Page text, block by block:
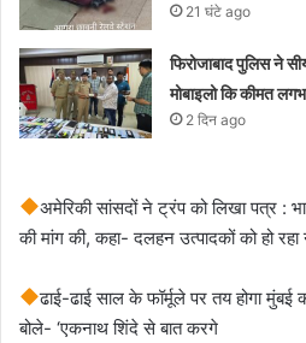
21 घंटे ago
फिरोजाबाद पुलिस ने
मोबाइलो कि कीमत
2 दिन ago
अमेरिकी सांसदों ने ट्रंप को लिखा पत्र :
की मांग की, कहा- दलहन उत्पादकों को हो
ढाई-ढाई साल के फॉर्मूले पर तय होगा
बोले- ‘एकनाथ शिंदे से बात करगे